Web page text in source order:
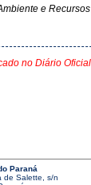
e
no Diário
Paraná
de Salette, s/n